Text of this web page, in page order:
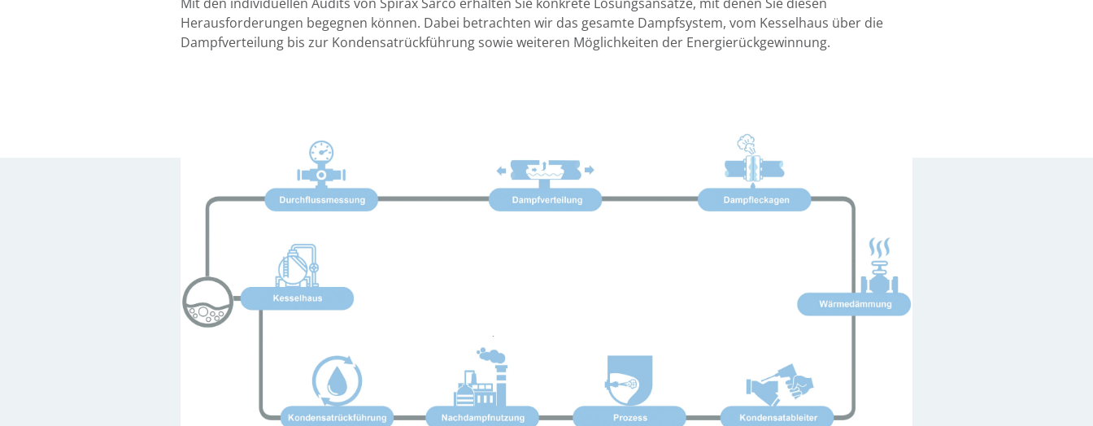
Herausforderungen begegnen können. Dabei betrachten wir das gesamte Dampfsystem, vom Kesselhaus über die
Dampfverteilung bis zur Kondensatrückführung sowie weiteren Möglichkeiten der Energierückgewinnung.